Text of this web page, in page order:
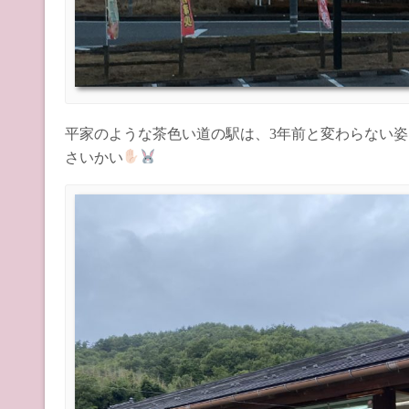
平家のような茶色い道の駅は、3年前と変わらない
さいかい